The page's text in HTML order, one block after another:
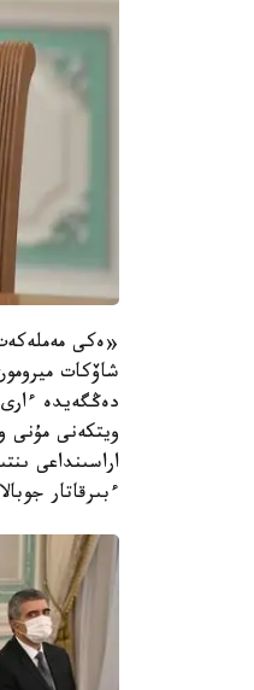
«ەكى
شاۆكات
دەڭگەيدە
ويتكەنى مۇنى
اراسىنداعى
ءبىرقاتار